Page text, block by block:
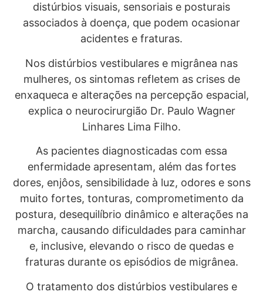
distúrbios visuais, sensoriais e posturais
associados à doença, que podem ocasionar
acidentes e fraturas.
Nos distúrbios vestibulares e migrânea nas
mulheres, os sintomas refletem as crises de
enxaqueca e alterações na percepção espacial,
explica o neurocirurgião Dr. Paulo Wagner
Linhares Lima Filho.
As pacientes diagnosticadas com essa
enfermidade apresentam, além das fortes
dores, enjôos, sensibilidade à luz, odores e sons
muito fortes, tonturas, comprometimento da
postura, desequilíbrio dinâmico e alterações na
marcha, causando dificuldades para caminhar
e, inclusive, elevando o risco de quedas e
fraturas durante os episódios de migrânea.
O tratamento dos distúrbios vestibulares e